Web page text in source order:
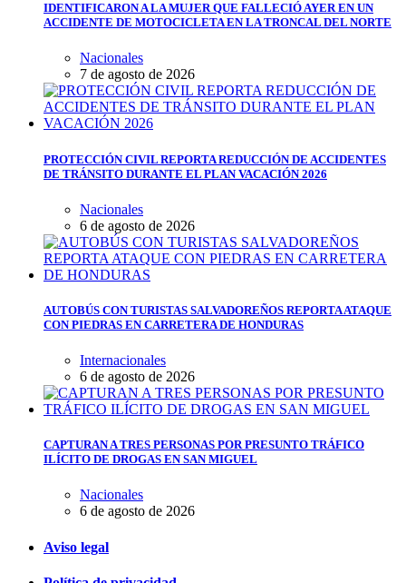
IDENTIFICARON A LA MUJER QUE FALLECIÓ AYER EN UN
ACCIDENTE DE MOTOCICLETA EN LA TRONCAL DEL NORTE
Nacionales
7 de agosto de 2026
PROTECCIÓN CIVIL REPORTA REDUCCIÓN DE ACCIDENTES
DE TRÁNSITO DURANTE EL PLAN VACACIÓN 2026
Nacionales
6 de agosto de 2026
AUTOBÚS CON TURISTAS SALVADOREÑOS REPORTA ATAQUE
CON PIEDRAS EN CARRETERA DE HONDURAS
Internacionales
6 de agosto de 2026
CAPTURAN A TRES PERSONAS POR PRESUNTO TRÁFICO
ILÍCITO DE DROGAS EN SAN MIGUEL
Nacionales
6 de agosto de 2026
Aviso legal